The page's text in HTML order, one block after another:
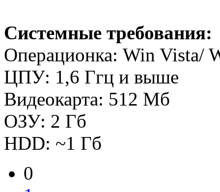
Системные требования:
Операционка: Win Vista/
ЦПУ: 1,6 Ггц и выше
Видеокарта: 512 Мб
ОЗУ: 2 Гб
HDD: ~1 Гб
0